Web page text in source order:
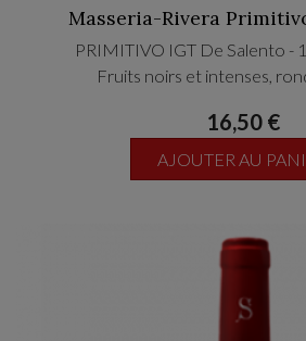
Masseria-Rivera
PRIMITIVO IGT De Salento -
Fruits noirs et intenses,
16,50 €
AJOUTER AU